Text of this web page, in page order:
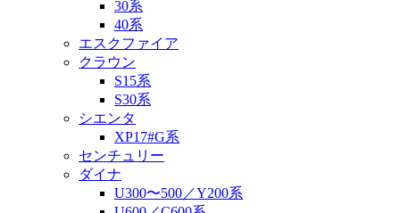
30系
40系
エスクファイア
クラウン
S15系
S30系
シエンタ
XP17#G系
センチュリー
ダイナ
U300〜500／Y200系